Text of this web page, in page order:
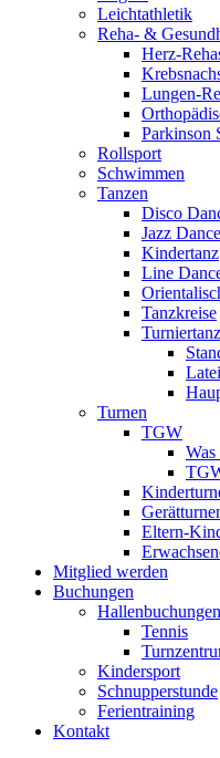
Leichtathletik
Reha- &
Herz-
Lungen-
Parkinson
Rollsport
Schwimmen
Tanzen
Disco
Jazz Dance
Kindertanz
Line
Tanzkreise
Turniertanz
Turnen
TGW
Eltern-
Mitglied werden
Buchungen
Hallenbuchungen
Tennis
Kindersport
Schnupperstunde
Ferientraining
Kontakt